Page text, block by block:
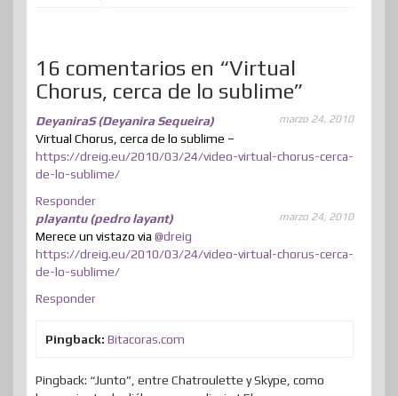
i
r
16 comentarios en “Virtual
Chorus, cerca de lo sublime”
DeyaniraS (Deyanira Sequeira) marzo 24, 2010
Virtual Chorus, cerca de lo sublime –
https://dreig.eu/2010/03/24/video-virtual-chorus-cerca-
de-lo-sublime/
Responder
playantu (pedro layant)
marzo 24, 2010
Merece un vistazo via @dreig
https://dreig.eu/2010/03/24/video-virtual-chorus-cerca-
de-lo-sublime/
Responder
Pingback: Bitacoras.com
Pingback: “Junto”, entre Chatroulette y Skype, como